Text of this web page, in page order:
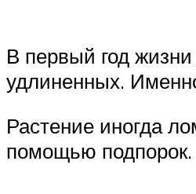
В первый год
удлиненных.
Растение иногда
помощью подпорок.